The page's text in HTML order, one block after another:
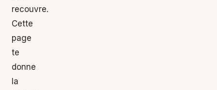
recouvre.
Cette
page
te
donne
la